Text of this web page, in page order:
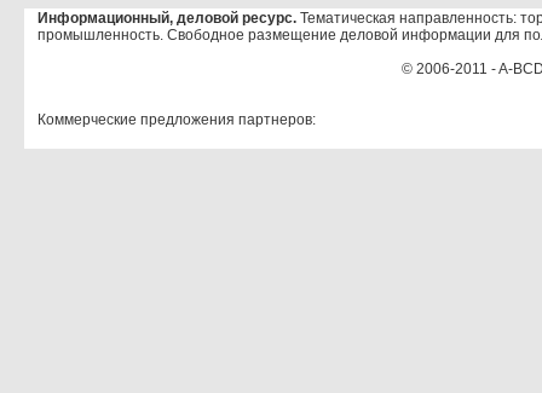
Информационный, деловой ресурс. Тематическая направленность:
промышленность. Свободное размещение деловой информации для
© 2006-2011 - A-
Коммерческие предложения партнеров: